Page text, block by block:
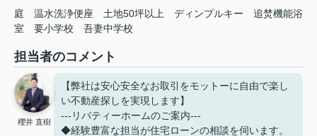
庭 温水洗浄便座 土地50坪以上 ディンプルキー
追焚機能浴
室
要小学校 吾妻中学校
担当者のコメント
櫻井 直樹
【弊社は安心安全なお取引をモットーに自由で楽し
い不動産探しを実現します】
---リバティーホームのご案内---
◆経験豊富な担当が住宅ローンの相談を伺います。